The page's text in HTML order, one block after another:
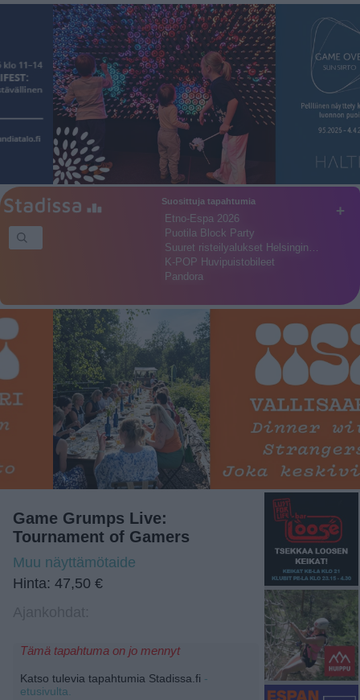
+
Suosittuja tapahtumia
Etno-Espa 2026
Puotila Block Party
Suuret risteilyalukset Helsingin…
K-POP Huvipuistobileet
Pandora
Game Grumps Live:
Tournament of Gamers
Muu näyttämötaide
Hinta: 47,50 €
Tämä tapahtuma on jo mennyt
Katso tulevia tapahtumia Stadissa.fi -
etusivulta.